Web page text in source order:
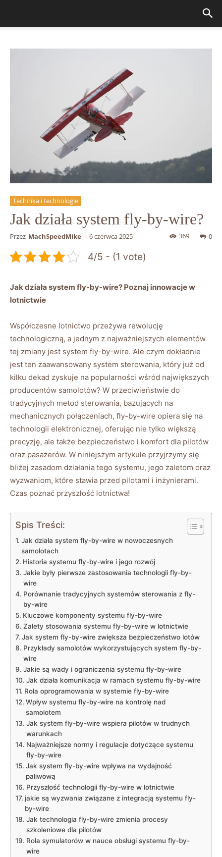
Technika i technologie
Jak działa system fly-by-wire?
Przez MachSpeedMike - 6 czerwca 2025 0
369
4/5 - (1 vote)
Jak działa system fly-by-wire? Poznaj innowacje⁢ w
⁢lotnictwie
Współczesne lotnictwo przeżywa rewolucję
technologiczną, a jednym z najważniejszych elementów
tej zmiany jest system fly-by-wire. Ale czym dokładnie
jest ten‍ zaawansowany system sterowania, który już‍ od
‍kilku dekad zyskuje na popularności wśród największych
producentów samolotów? W przeciwieństwie do
tradycyjnych​ metod sterowania, bazujących na
mechanicznych‍ połączeniach, fly-by-wire opiera ⁤się na
technologii elektronicznej, oferując nie tylko większą
precyzję, ale‌ także bezpieczeństwo i komfort dla pilotów ​
oraz pasażerów.⁤ W niniejszym artykule przyjrzymy ⁢się
bliżej zasadom działania tego ‍systemu, jego zaletom oraz
wyzwaniom, które ‌stawia przed‌ pilotami⁣ i inżynierami.
Czas poznać przyszłość lotnictwa!
Spis Treści:
Jak działa‌ system fly-by-wire w nowoczesnych
samolotach
Historia systemu fly-by-wire ⁣i ‌jego rozwój
Jakie były pierwsze zastosowania technologii fly-by-
wire
Porównanie tradycyjnych ​systemów sterowania z fly-
by-wire
Kluczowe komponenty systemu ​fly-by-wire
Zalety‌ stosowania systemu fly-by-wire w lotnictwie
Jak⁤ system ⁣fly-by-wire zwiększa bezpieczeństwo lotów
Przykłady samolotów wykorzystujących system fly-by-
wire
Jakie są wady ⁣i​ ograniczenia systemu fly-by-wire
Jak działa komunikacja w ramach‍ systemu ‌fly-by-wire
Rola oprogramowania w systemie fly-by-wire
Wpływ systemu fly-by-wire na​ kontrolę ‍nad
samolotem
Jak system fly-by-wire‌ wspiera ​pilotów ‌w trudnych
warunkach
Najważniejsze normy i regulacje dotyczące systemu
fly-by-wire
Jak system fly-by-wire wpływa‍ na wydajność
paliwową
Przyszłość technologii fly-by-wire w lotnictwie
jakie⁢ są wyzwania związane z integracją systemu fly-
by-wire
Jak technologia fly-by-wire zmienia⁣ procesy
szkoleniowe dla⁣ pilotów
Rola symulatorów w‍ nauce obsługi systemu fly-by-
wire